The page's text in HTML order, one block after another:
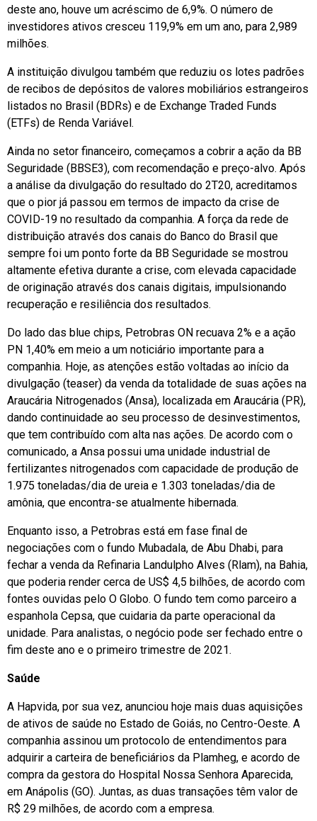
deste ano, houve um acréscimo de 6,9%. O número de
investidores ativos cresceu 119,9% em um ano, para 2,989
milhões.
A instituição divulgou também que reduziu os lotes padrões
de recibos de depósitos de valores mobiliários estrangeiros
listados no Brasil (BDRs) e de Exchange Traded Funds
(ETFs) de Renda Variável.
Ainda no setor financeiro, começamos a cobrir a ação da BB
Seguridade (BBSE3), com recomendação e preço-alvo. Após
a análise da divulgação do resultado do 2T20, acreditamos
que o pior já passou em termos de impacto da crise de
COVID-19 no resultado da companhia. A força da rede de
distribuição através dos canais do Banco do Brasil que
sempre foi um ponto forte da BB Seguridade se mostrou
altamente efetiva durante a crise, com elevada capacidade
de originação através dos canais digitais, impulsionando
recuperação e resiliência dos resultados.
Do lado das blue chips, Petrobras ON recuava 2% e a ação
PN 1,40% em meio a um noticiário importante para a
companhia. Hoje, as atenções estão voltadas ao início da
divulgação (teaser) da venda da totalidade de suas ações na
Araucária Nitrogenados (Ansa), localizada em Araucária (PR),
dando continuidade ao seu processo de desinvestimentos,
que tem contribuído com alta nas ações. De acordo com o
comunicado, a Ansa possui uma unidade industrial de
fertilizantes nitrogenados com capacidade de produção de
1.975 toneladas/dia de ureia e 1.303 toneladas/dia de
amônia, que encontra-se atualmente hibernada.
Enquanto isso, a Petrobras está em fase final de
negociações com o fundo Mubadala, de Abu Dhabi, para
fechar a venda da Refinaria Landulpho Alves (Rlam), na Bahia,
que poderia render cerca de US$ 4,5 bilhões, de acordo com
fontes ouvidas pelo O Globo. O fundo tem como parceiro a
espanhola Cepsa, que cuidaria da parte operacional da
unidade. Para analistas, o negócio pode ser fechado entre o
fim deste ano e o primeiro trimestre de 2021.
Saúde
A Hapvida, por sua vez, anunciou hoje mais duas aquisições
de ativos de saúde no Estado de Goiás, no Centro-Oeste. A
companhia assinou um protocolo de entendimentos para
adquirir a carteira de beneficiários da Plamheg, e acordo de
compra da gestora do Hospital Nossa Senhora Aparecida,
em Anápolis (GO). Juntas, as duas transações têm valor de
R$ 29 milhões, de acordo com a empresa.